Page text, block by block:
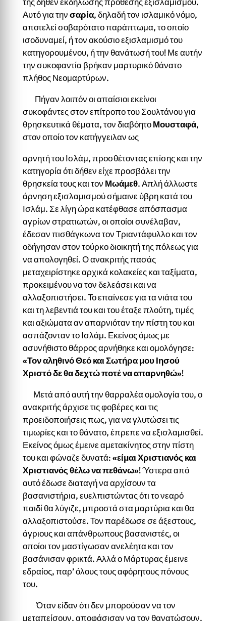
Αυτό για τηνσαρία, δηλαδή τον ισλαμικό νόμο,
αποτελεί σοβαρότατο παράπτωμα, το οποίο
ισοδυναμεί, ή τον ακούσιο εξισλαμισμό του
κατηγορουμένου, ή την θανάτωσή του! Με αυτήν
την συκοφαντία βρήκαν μαρτυρικό θάνατο
πλήθος Νεομαρτύρων.
Πήγαν λοιπόν οι απαίσιοι εκείνοι
συκοφάντες στον επίτροπο του Σουλτάνου για
θρησκευτικά θέματα, τον διαβόητοΜουσταφά,
στον οποίο τον κατήγγειλαν ως
αρνητή του Ισλάμ, προσθέτοντας επίσης και την
κατηγορία ότι δήθεν είχε προσβάλει την
θρησκεία τους και τον Μωάμεθ. Απλή άλλωστε
άρνηση εξισλαμισμού σήμαινε ύβρη κατά του
Ισλάμ. Σε λίγη ώρα κατέφθασε απόσπασμα
αγρίων στρατιωτών, οι οποίοι συνέλαβαν,
έδεσαν πισθάγκωνα τον Τριαντάφυλλο και τον
οδήγησαν στον τούρκο διοικητή της πόλεως για
να απολογηθεί. Ο ανακριτής πασάς
μεταχειρίστηκε αρχικά κολακείες και ταξίματα,
προκειμένου να τον δελεάσει και να
αλλαξοπιστήσει. Το επαίνεσε για τα νιάτα του
και τη λεβεντιά του και του έταξε πλούτη, τιμές
και αξιώματα αν απαρνιόταν την πίστη του και
ασπάζονταν το Ισλάμ. Εκείνος όμως με
ασυνήθιστο θάρρος αρνήθηκε και ομολόγησε:
«Τον αληθινό Θεό και Σωτήρα μου Ιησού
Χριστό δε θα δεχτώ ποτέ να απαρνηθώ»!
Μετά από αυτή την θαρραλέα ομολογία του, ο
ανακριτής άρχισε τις φοβέρες και τις
προειδοποιήσεις πως, για να γλυτώσει τις
τιμωρίες και το θάνατο, έπρεπε να εξισλαμισθεί.
Εκείνος όμως έμεινε αμετακίνητος στην πίστη
του και φώναζε δυνατά:«είμαι Χριστιανός και
Χριστιανός θέλω να πεθάνω»! Ύστερα από
αυτό έδωσε διαταγή να αρχίσουν τα
βασανιστήρια, ευελπιστώντας ότι το νεαρό
παιδί θα λύγιζε, μπροστά στα μαρτύρια και θα
αλλαξοπιστούσε. Τον παρέδωσε σε άξεστους,
άγριους και απάνθρωπους βασανιστές, οι
οποίοι τον μαστίγωσαν ανελέητα και τον
βασάνισαν φρικτά. Αλλά ο Μάρτυρας έμεινε
εδραίος, παρ’ όλους τους αφόρητους πόνους
του.
Όταν είδαν ότι δεν μπορούσαν να τον
μεταπείσουν, αποφάσισαν να τον θανατώσουν.